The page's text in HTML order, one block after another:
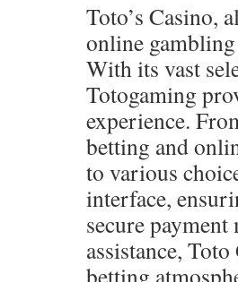
Toto’s Casino,
online
With its vast
Totogaming
experience.
betting and
to various
interface,
secure
assistance,
betting